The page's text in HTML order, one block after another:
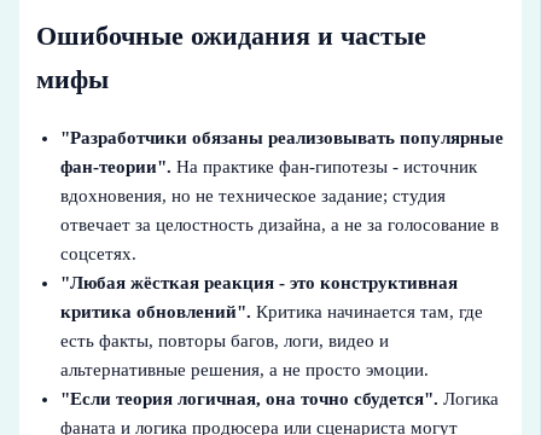
Ошибочные ожидания и частые
мифы
"Разработчики обязаны реализовывать популярные
фан-теории". На практике фан-гипотезы - источник
вдохновения, но не техническое задание; студия
отвечает за целостность дизайна, а не за голосование в
соцсетях.
"Любая жёсткая реакция - это конструктивная
критика обновлений". Критика начинается там, где
есть факты, повторы багов, логи, видео и
альтернативные решения, а не просто эмоции.
"Если теория логичная, она точно сбудется". Логика
фаната и логика продюсера или сценариста могут